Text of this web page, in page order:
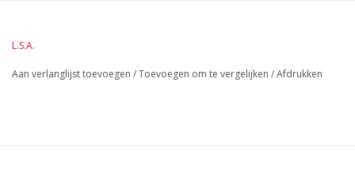
L.S.A.
Aan verlanglijst toevoegen /Toevoegen om te vergelijken /Afdrukken